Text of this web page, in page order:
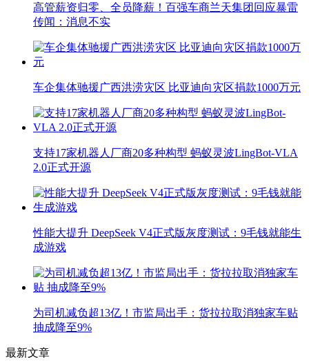
高管薪资归零、全员降薪！百强车商兰天集团回应暴雷
传闻：消息不实
车企集体驰援广西洪涝灾区 比亚迪向灾区捐款1000万元
支持17家机器人厂商20多种构型 蚂蚁灵波LingBot-VLA
2.0正式开源
性能大提升 DeepSeek V4正式版灰度测试：9毛钱就能生
成游戏
为司机减负超13亿！市监局出手：货拉拉取消独家车贴
抽成降至9%
最新文章